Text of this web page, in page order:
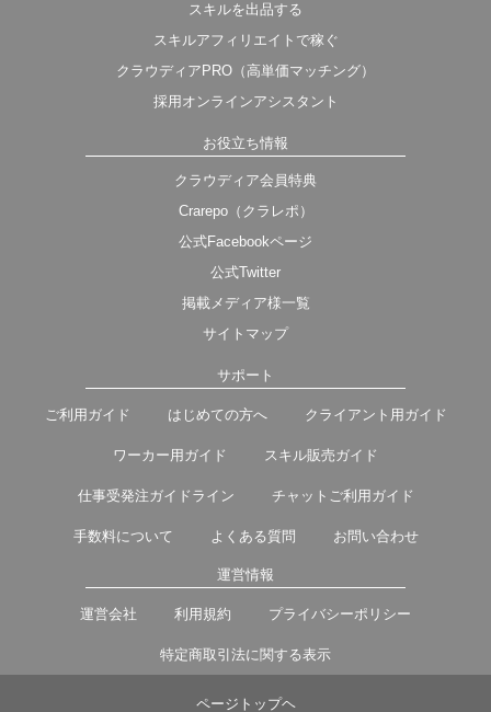
スキルを出品する
スキルアフィリエイトで稼ぐ
クラウディアPRO（高単価マッチング）
採用オンラインアシスタント
お役立ち情報
クラウディア会員特典
Crarepo（クラレポ）
公式Facebookページ
公式Twitter
掲載メディア様一覧
サイトマップ
サポート
ご利用ガイド はじめての方へ クライアント用ガイド
ワーカー用ガイド スキル販売ガイド
仕事受発注ガイドライン チャットご利用ガイド
手数料について よくある質問 お問い合わせ
運営情報
運営会社 利用規約 プライバシーポリシー
特定商取引法に関する表示
ページトップヘ